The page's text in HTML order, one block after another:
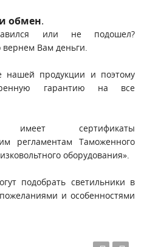
обмен.
или не подошел?
вернем Вам деньги.
нашей продукции и поэтому
гарантию на все
сертификаты
регламентам Таможенного
оборудования».
подобрать светильники в
и особенностями